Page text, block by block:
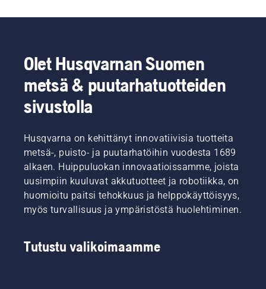
Olet Husqvarnan Suomen
metsä & puutarhatuotteiden
sivustolla
Husqvarna on kehittänyt innovatiivisia tuotteita
metsä-, puisto- ja puutarhatöihin vuodesta 1689
alkaen. Huippuluokan innovaatioissamme, joista
uusimpiin kuuluvat akkutuotteet ja robotiikka, on
huomioitu paitsi tehokkuus ja helppokäyttöisyys,
myös turvallisuus ja ympäristöstä huolehtiminen.
Tutustu valikoimaamme